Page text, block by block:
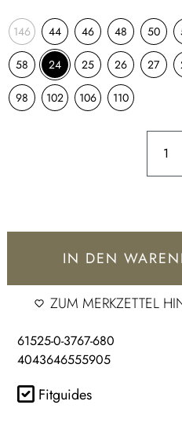
146 44 46 48 50
58 24 25 26 27
98 102 106 110
IN DEN
ZUM MERKZETTEL
61525-0-3767-680
4043646555905
Fitguides